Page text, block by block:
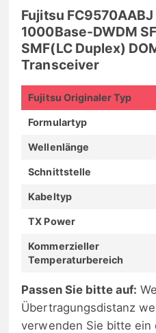
Fujitsu
1000Base-DWDM
SMF(LC Duplex)
Transceiver
Fujitsu Originaler Typ
Formulartyp
Wellenlänge
Schnittstelle
Kabeltyp
TX Power
Kommerzieller
Temperaturbereich
Passen Sie bitte auf:
Übertragungsdistanz
verwenden Sie bitte ein